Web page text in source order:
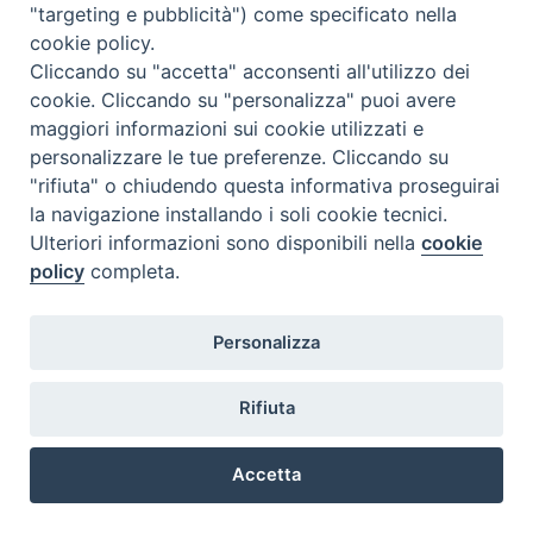
Le parole con cui il Presidente dell’assemblea concludeva i lavori
del Convegno indicano il cammino di comunione che si apre di
fronte alle Chiese del Nordest: «Da Aquileia 2 non partiamo per
fermarci, ma convinti che il Risorto cammina con noi, come ci
assicura il Vangelo di Emmaus».
Questa esperienza di comunione ha ravvivato la nostra speranza
che trova in Gesù Cristo il suo fondamento e la sua forza.
Affidiamo, dunque, allo Spirito del Risorto, che guida la Chiesa, le
nostre attese e il nostro impegno: «Corriamo con perseveranza
Epifania del Signore – 6 gennaio 2013
"targeting e pubblicità") come specificato nella
cookie policy.
Cliccando su "accetta" acconsenti all'utilizzo dei
cookie. Cliccando su "personalizza" puoi avere
maggiori informazioni sui cookie utilizzati e
personalizzare le tue preferenze. Cliccando su
"rifiuta" o chiudendo questa informativa proseguirai
la navigazione installando i soli cookie tecnici.
Ulteriori informazioni sono disponibili nellacookie
policy completa.
Personalizza
Rifiuta
Accetta